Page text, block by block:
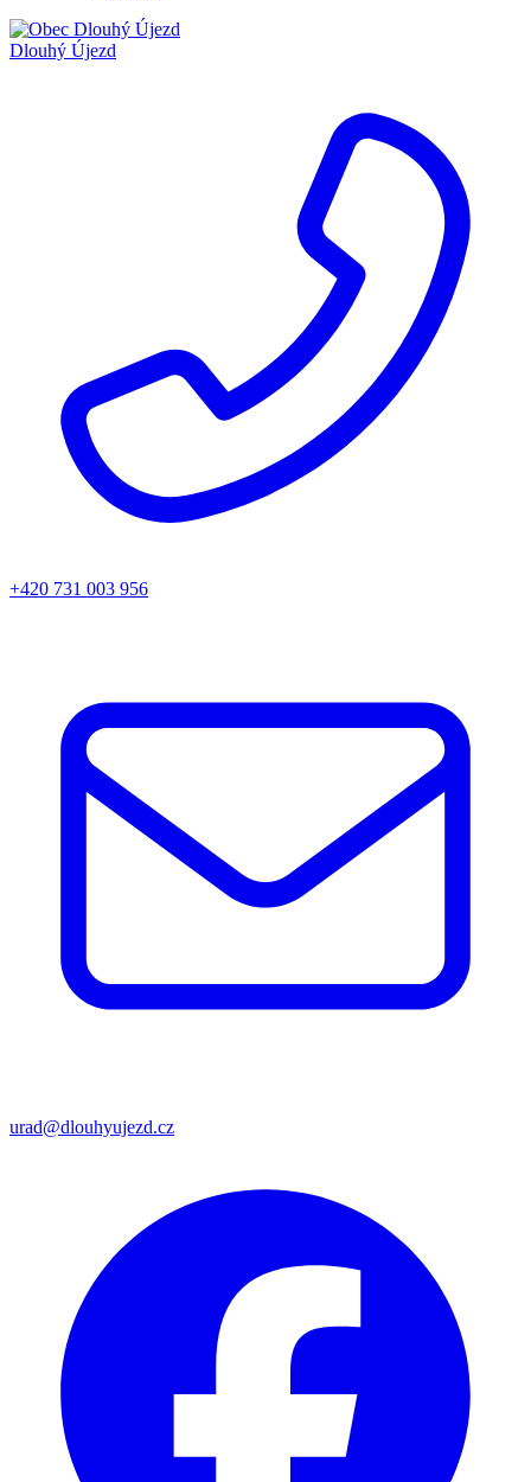
Dlouhý Újezd
+420 731 003 956
urad@dlouhyujezd.cz